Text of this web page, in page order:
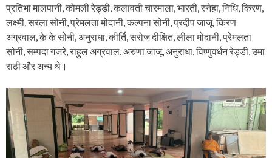
प्रतिभा मालपानी, कोमली रेड्डी, कलावती चारमाला, भारती, स्नेहा, निधि, किरण,
लक्ष्मी, सरला सोनी, प्रेमलता मोदानी, कल्पना सोनी, प्रदीप जाजू, किरण
अग्रवाल, के के सोनी, अनुराधा, कीर्ति, सरोज दीक्षित, लीला मोदानी, प्रेमलता
सोनी, सम्पदा गजरे, राहुल अग्रवाल, अरुणा जाजू, अनुराधा, विष्णुवर्धन रेड्डी, उमा
राठी और अन्य थे।